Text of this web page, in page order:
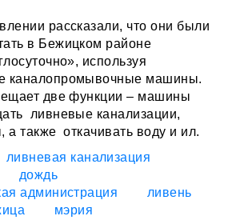
рассказали, что они были
в Бежицком районе
используя
каналопромывочные машины.
две функции – машины
ливневые канализации,
а также откачивать воду и ил.
ливневая канализация
дождь
администрация
ливень
мэрия